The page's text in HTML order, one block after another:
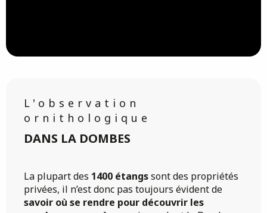
L'observation
ornithologique
DANS LA DOMBES
La plupart des 1400 étangssont des propriétés
privées, il n’est donc pas toujours évident de
savoir où se rendre pour découvrir les